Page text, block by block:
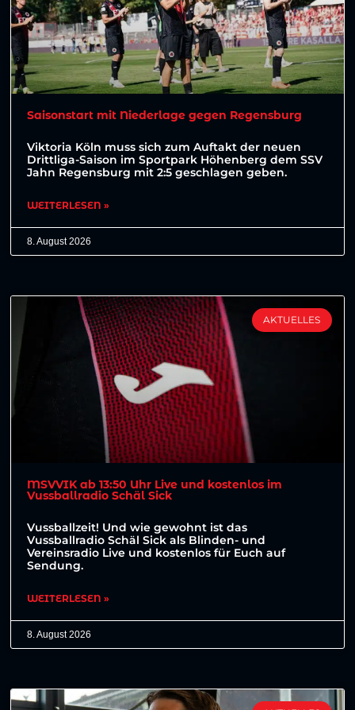
Saisonstart mit Niederlage gegen Regensburg
Viktoria Köln muss sich zum Auftakt der neuen
Drittliga-Saison im Sportpark Höhenberg dem SSV
Jahn Regensburg mit 2:5 geschlagen geben.
WEITERLESEN »
8. August 2026
AKTUELLES
MSVVIK ab 13:50 Uhr Live und kostenlos im
Vussballradio Schäl Sick
Vussballzeit! Und wie gewohnt ist das
Vussballradio Schäl Sick als Blinden- und
Vereinsradio Live und kostenlos für Euch auf
Sendung.
WEITERLESEN »
8. August 2026